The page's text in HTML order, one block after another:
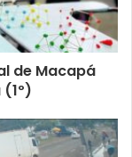
de Macapá